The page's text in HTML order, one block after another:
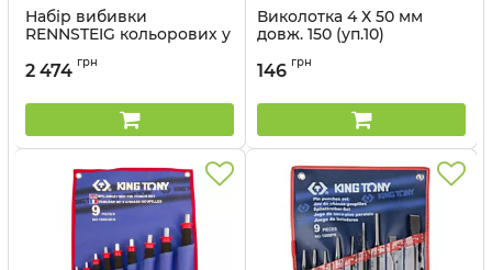
Набір вибивки
RENNSTEIG кольорових у
предметів (3-10мм)
2 474 грн
Виколотка 4 Х 50 мм
довж. 150 (уп.10)
146 грн